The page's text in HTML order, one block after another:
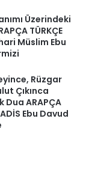
Üzerindeki
TÜRKÇE
Müslim Ebu
Rüzgar
Çıkınca
Dua ARAPÇA
Ebu Davud